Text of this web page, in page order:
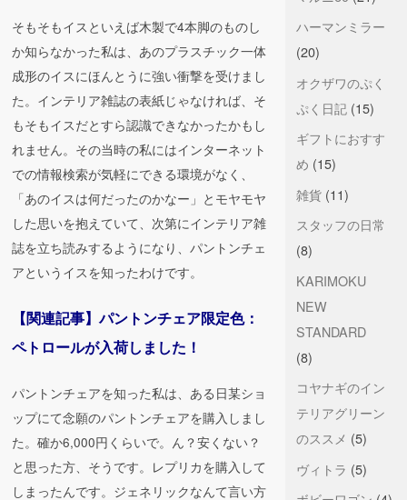
そもそもイスといえば木製で4本脚のものし
か知らなかった私は、あのプラスチック一体
成形のイスにほんとうに強い衝撃を受けまし
た。インテリア雑誌の表紙じゃなければ、そ
もそもイスだとすら認識できなかったかもし
れません。その当時の私にはインターネット
での情報検索が気軽にできる環境がなく、
「あのイスは何だったのかなー」とモヤモヤ
した思いを抱えていて、次第にインテリア雑
誌を立ち読みするようになり、パントンチェ
アというイスを知ったわけです。
【関連記事】パントンチェア限定色：
ペトロールが入荷しました！
パントンチェアを知った私は、ある日某ショ
ップにて念願のパントンチェアを購入しまし
た。確か6,000円くらいで。ん？安くない？
と思った方、そうです。レプリカを購入して
しまったんです。ジェネリックなんて言い方
ハーマンミラー
(20)
オクザワのぷく
ぷく日記(15)
ギフトにおすす
め (15)
雑貨(11)
スタッフの日常
(8)
KARIMOKU
NEW
STANDARD
(8)
コヤナギのイン
テリアグリーン
のススメ (5)
ヴィトラ (5)